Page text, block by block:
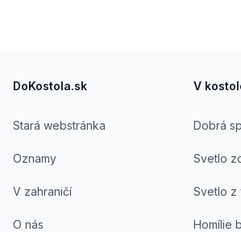
civilných periodikách a prekladateľ
DoKostola.sk
Stará webstránka
Oznamy
V zahraničí
O nás
V
Dobrá
Svetlo
Svetlo z
Homílie